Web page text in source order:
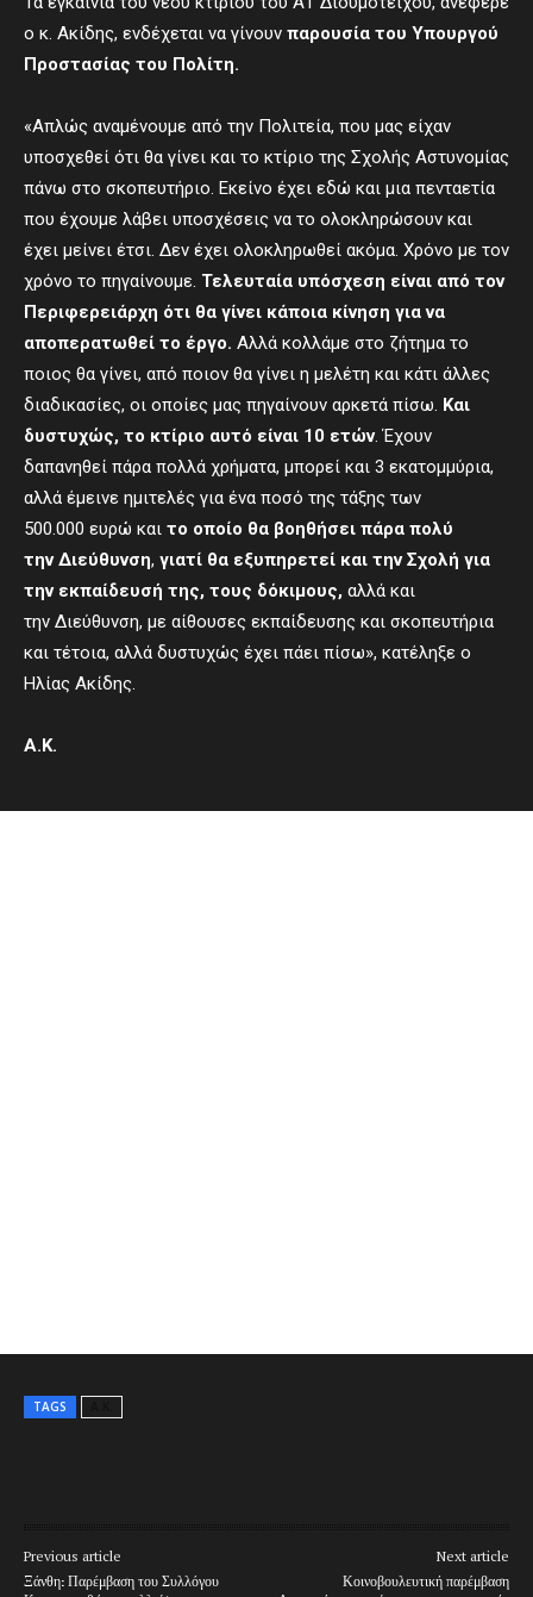
ο κ. Ακίδης, ενδέχεται να γίνουν παρουσία του Υπουργού
Προστασίας του Πολίτη.
«Απλώς αναμένουμε από την Πολιτεία, που μας είχαν
υποσχεθεί ότι θα γίνει και το κτίριο της Σχολής Αστυνομίας
πάνω στο σκοπευτήριο. Εκείνο έχει εδώ και μια πενταετία
που έχουμε λάβει υποσχέσεις να το ολοκληρώσουν και
έχει μείνει έτσι. Δεν έχει ολοκληρωθεί ακόμα. Χρόνο με τον
χρόνο το πηγαίνουμε. Τελευταία υπόσχεση είναι από τον
Περιφερειάρχη ότι θα γίνει κάποια κίνηση για να
αποπερατωθεί το έργο. Αλλά κολλάμε στο ζήτημα το
ποιος θα γίνει, από ποιον θα γίνει η μελέτη και κάτι άλλες
διαδικασίες, οι οποίες μας πηγαίνουν αρκετά πίσω. Και
δυστυχώς, το κτίριο αυτό είναι 10 ετών. Έχουν
δαπανηθεί πάρα πολλά χρήματα, μπορεί και 3 εκατομμύρια,
αλλά έμεινε ημιτελές για ένα ποσό της τάξης των
500.000 ευρώ και το οποίο θα βοηθήσει πάρα πολύ
τηνΔιεύθυνση, γιατί θα εξυπηρετεί και τηνΣχολή για
την εκπαίδευσή της, τους δόκιμους, αλλά και
την Διεύθυνση, με αίθουσες εκπαίδευσης και σκοπευτήρια
και τέτοια, αλλά δυστυχώς έχει πάει πίσω», κατέληξε ο
Ηλίας Ακίδης.
Α.Κ.
TAGS
Previous article
Ξάνθη: Παρέμβαση του Συλλόγου
Next article
Κοινοβουλευτική παρέμβαση